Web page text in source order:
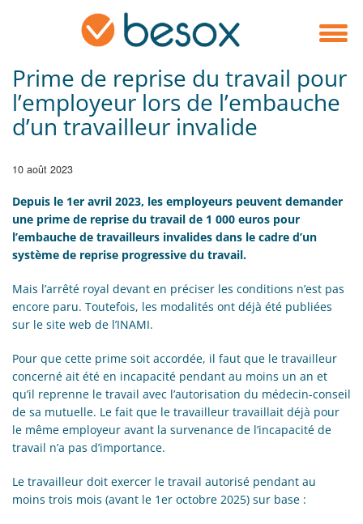
Prime de reprise du travail pour
l’employeur lors de l’embauche
d’un travailleur invalide
10 août 2023
Depuis le 1er avril 2023, les employeurs peuvent demander
une prime de reprise du travail de 1 000 euros pour
l’embauche de travailleurs invalides dans le cadre d’un
système de reprise progressive du travail.
Mais l’arrêté royal devant en préciser les conditions n’est pas
encore paru. Toutefois, les modalités ont déjà été publiées
sur le site web de l’INAMI.
Pour que cette prime soit accordée, il faut que le travailleur
concerné ait été en incapacité pendant au moins un an et
qu’il reprenne le travail avec l’autorisation du médecin-conseil
de sa mutuelle. Le fait que le travailleur travaillait déjà pour
le même employeur avant la survenance de l’incapacité de
travail n’a pas d’importance.
Le travailleur doit exercer le travail autorisé pendant au
moins trois mois (avant le 1er octobre 2025) sur base :